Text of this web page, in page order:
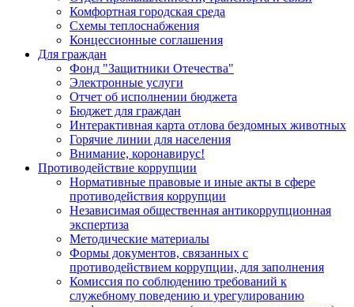
Комфортная городская среда
Схемы теплоснабжения
Концессионные соглашения
Для граждан
Фонд "Защитники Отечества"
Электронные услуги
Отчет об исполнении бюджета
Бюджет для граждан
Интерактивная карта отлова бездомных животных
Горячие линии для населения
Внимание, коронавирус!
Противодействие коррупции
Нормативные правовые и иные акты в сфере
противодействия коррупции
Независимая общественная антикоррупционная
экспертиза
Методические материалы
Формы документов, связанных с
противодействием коррупции, для заполнения
Комиссия по соблюдению требований к
служебному поведению и урегулированию